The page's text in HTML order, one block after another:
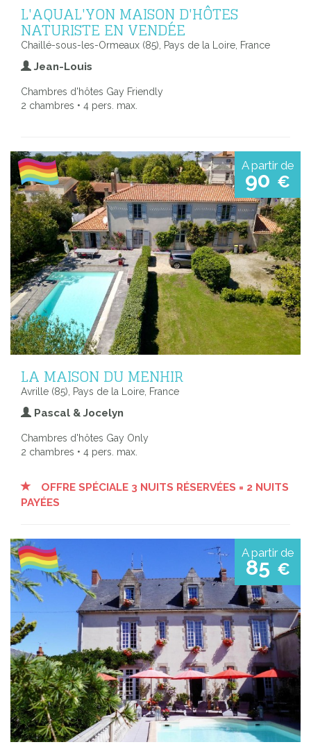
L'AQUAL'YON MAISON D'HÔTES
NATURISTE EN VENDÉE
Chaillé-sous-les-Ormeaux (85), Pays de la Loire, France
Jean-Louis
Chambres d'hôtes Gay Friendly
2 chambres • 4 pers. max.
A partir de
90 €
LA MAISON DU MENHIR
Avrille (85), Pays de la Loire, France
Pascal & Jocelyn
Chambres d'hôtes Gay Only
2 chambres • 4 pers. max.
OFFRE SPÉCIALE 3 NUITS RÉSERVÉES = 2 NUITS
PAYÉES
A partir de
85 €